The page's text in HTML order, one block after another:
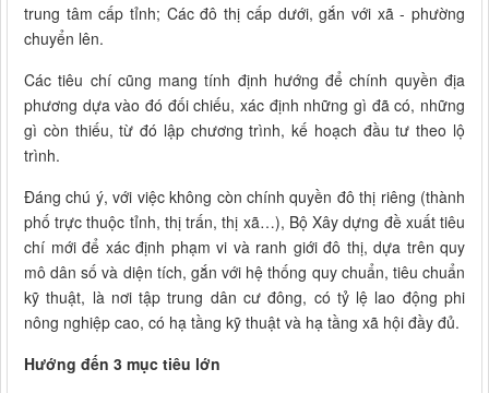
trung tâm cấp tỉnh; Các đô thị cấp dưới, gắn với xã - phường
chuyển lên.
Các tiêu chí cũng mang tính định hướng để chính quyền địa
phương dựa vào đó đối chiếu, xác định những gì đã có, những
gì còn thiếu, từ đó lập chương trình, kế hoạch đầu tư theo lộ
trình.
Đáng chú ý, với việc không còn chính quyền đô thị riêng (thành
phố trực thuộc tỉnh, thị trấn, thị xã…), Bộ Xây dựng đề xuất tiêu
chí mới để xác định phạm vi và ranh giới đô thị, dựa trên quy
mô dân số và diện tích, gắn với hệ thống quy chuẩn, tiêu chuẩn
kỹ thuật, là nơi tập trung dân cư đông, có tỷ lệ lao động phi
nông nghiệp cao, có hạ tầng kỹ thuật và hạ tầng xã hội đầy đủ.
Hướng đến 3 mục tiêu lớn